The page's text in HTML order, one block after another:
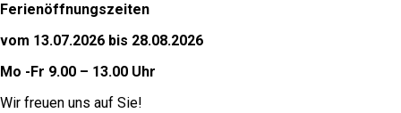
Ferienöffnungszeiten
vom 13.07.2026 bis 28.08.2026
Mo -Fr 9.00 – 13.00 Uhr
Wir freuen uns auf Sie!